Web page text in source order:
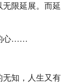
限延展。而延
心……
无知，人生又有